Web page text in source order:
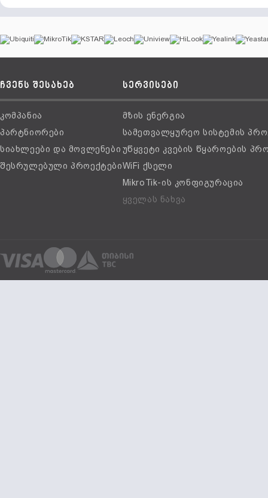
ჩვენს შესახებ
კომპანია
პარტნიორები
სიახლეები და მოვლენები
შესრულებული პროექტები
სერვისები
მზის ენერგია
სამეთვალყურეო სისტემის
უწყვეტი კვების წყაროების
WiFi ქსელი
MikroTik-ის კონფიგურაცია
ყველას ნახვა